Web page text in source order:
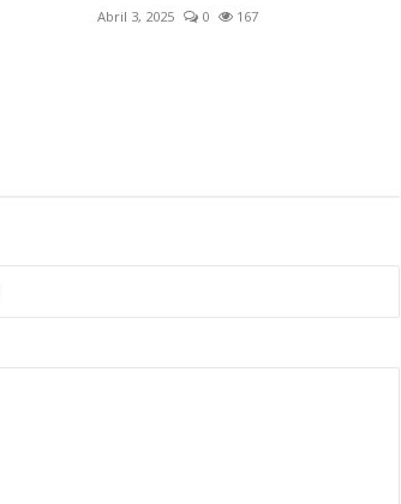
Abril 3, 2025 0 167